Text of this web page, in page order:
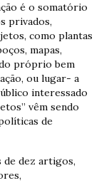
é o somatório
privados,
como plantas
mapas,
próprio bem
ou lugar- a
interessado
vêm sendo
de
de dez artigos,